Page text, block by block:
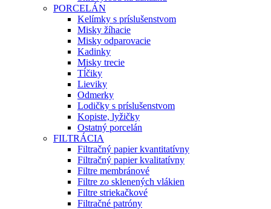
PORCELÁN
Kelímky s príslušenstvom
Misky žíhacie
Misky odparovacie
Kadinky
Misky trecie
Tĺčiky
Lieviky
Odmerky
Lodičky s príslušenstvom
Kopiste, lyžičky
Ostatný porcelán
FILTRÁCIA
Filtračný papier kvantitatívny
Filtračný papier kvalitatívny
Filtre membránové
Filtre zo sklenených vlákien
Filtre striekačkové
Filtračné patróny